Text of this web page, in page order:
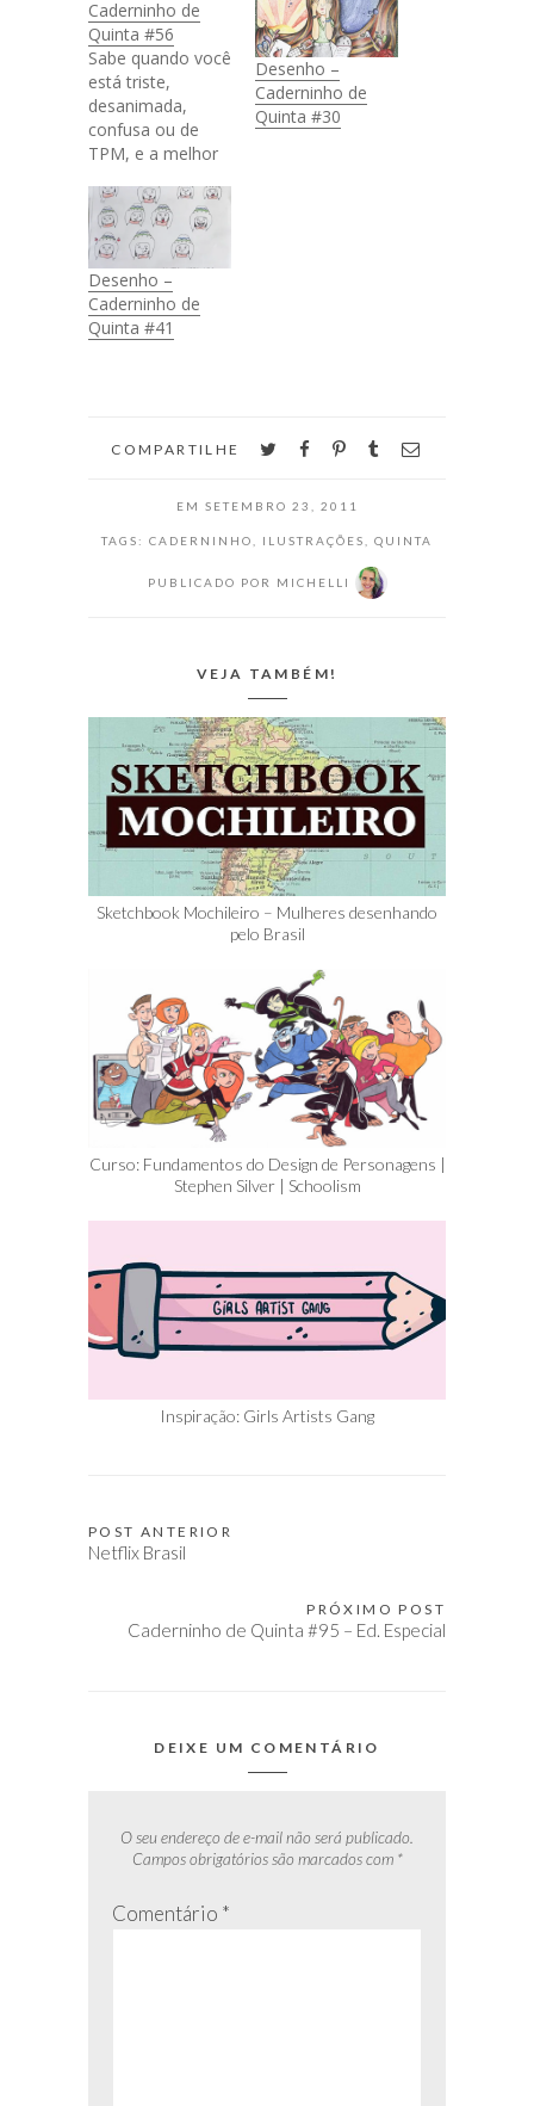
Caderninho de
Quinta #56
Sabe quando você
está triste,
desanimada,
confusa ou de
TPM, e a melhor
que poderia te
acontecer é
simplesmente a
coisa mais ...
simples?? Então.
PS.: É só amanhã,
mas obrigada por
e amor.Te amo!
Desenho –
Caderninho de
Quinta #30
Desenho –
Caderninho de
Quinta #41
COMPARTILHE twitterfacebookpinterest
tumblr
EM SETEMBRO 23, 2011
TAGS: CADERNINHO ILUSTRAÇÕES QUINTA
PUBLICADO POR MICHELLI
VEJA TAMBÉM!
Sketchbook Mochileiro – Mulheres desenhando
pelo Brasil
Curso: Fundamentos do Design de Personagens |
Stephen Silver | Schoolism
Inspiração: Girls Artists Gang
Navegação
POST ANTERIOR
Netflix Brasil
PRÓXIMO POST
Caderninho de Quinta #95 – Ed. Especial
DEIXE UM COMENTÁRIO
O seu endereço de e-mail não será publicado.
Campos obrigatórios são marcados com *
Comentário *